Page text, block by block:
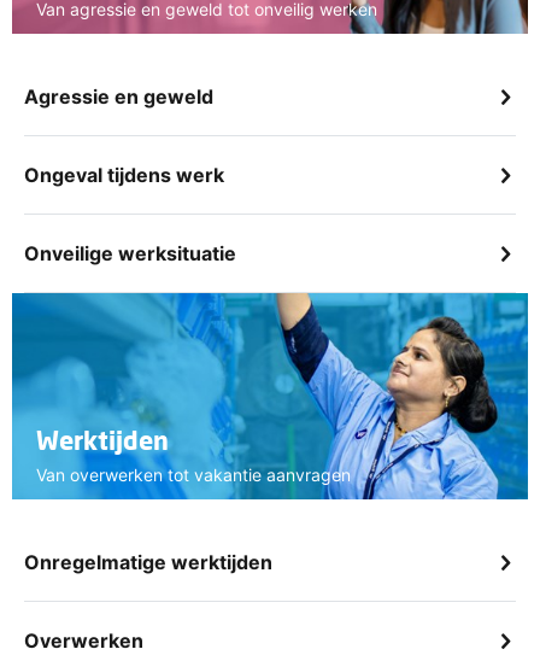
Van agressie en geweld tot onveilig werken
Agressie en geweld
Ongeval tijdens werk
Onveilige werksituatie
Werktijden
Van overwerken tot vakantie aanvragen
Onregelmatige werktijden
Overwerken